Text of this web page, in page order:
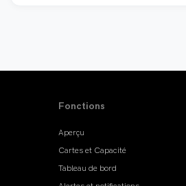
Fonctions
Aperçu
Cartes et Capacité
Tableau de bord